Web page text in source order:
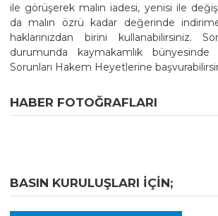
ile görüşerek malın iadesi, yenisi ile
da malın özrü kadar değerinde
haklarınızdan birini kullanabilirsiniz.
durumunda kaymakamlık
Sorunları Hakem Heyetlerine
HABER FOTOĞRAFLARI
BASIN KURULUŞLARI IÇIN;